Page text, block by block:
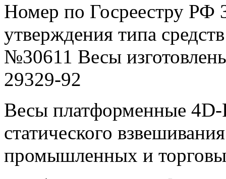
Номер по Госреестру РФ
утверждения типа
№30611 Весы
29329-92
Весы платформенные 4D-
статического
промышленных и